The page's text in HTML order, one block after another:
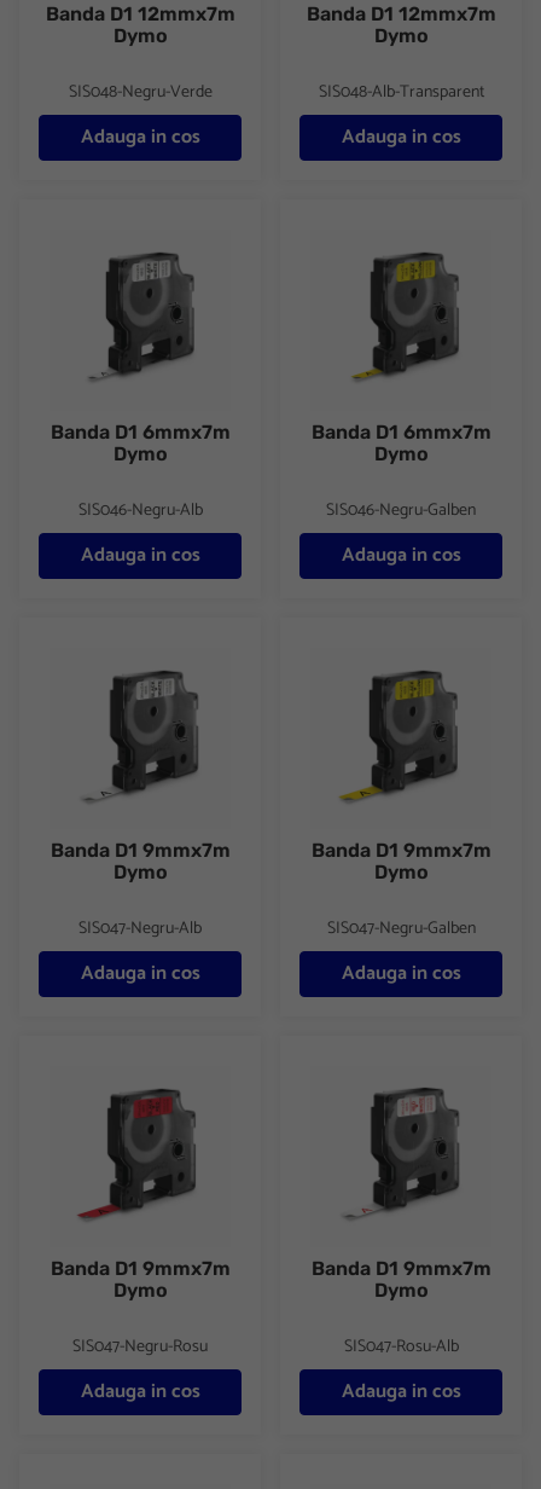
Banda D1 12mmx7m
Dymo
SIS048-Negru-Verde
Adauga in cos
Banda D1 12mmx7m
Dymo
SIS048-Alb-Transparent
Adauga in cos
Banda D1 6mmx7m
Dymo
SIS046-Negru-Alb
Adauga in cos
Banda D1 6mmx7m
Dymo
SIS046-Negru-Galben
Adauga in cos
Banda D1 9mmx7m
Dymo
SIS047-Negru-Alb
Adauga in cos
Banda D1 9mmx7m
Dymo
SIS047-Negru-Galben
Adauga in cos
Banda D1 9mmx7m
Dymo
SIS047-Negru-Rosu
Adauga in cos
Banda D1 9mmx7m
Dymo
SIS047-Rosu-Alb
Adauga in cos